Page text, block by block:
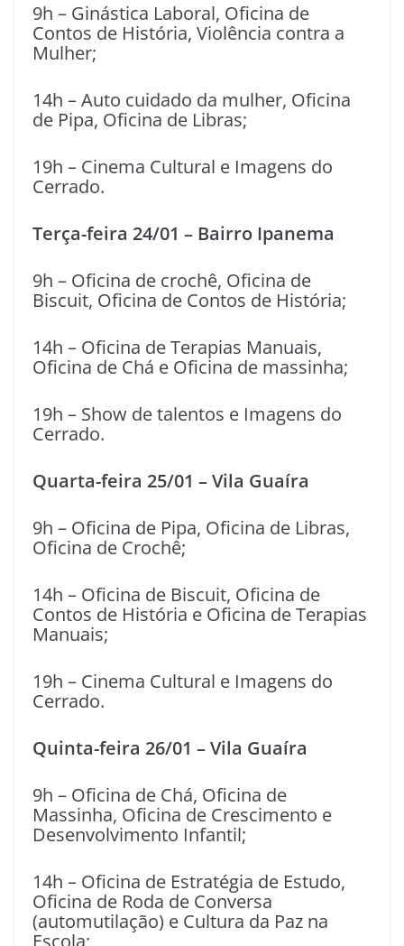
9h – Ginástica Laboral, Oficina de
Contos de História, Violência contra a
Mulher;
14h – Auto cuidado da mulher, Oficina
de Pipa, Oficina de Libras;
19h – Cinema Cultural e Imagens do
Cerrado.
Terça-feira 24/01 – Bairro Ipanema
9h – Oficina de crochê, Oficina de
Biscuit, Oficina de Contos de História;
14h – Oficina de Terapias Manuais,
Oficina de Chá e Oficina de massinha;
19h – Show de talentos e Imagens do
Cerrado.
Quarta-feira 25/01 – Vila Guaíra
9h – Oficina de Pipa, Oficina de Libras,
Oficina de Crochê;
14h – Oficina de Biscuit, Oficina de
Contos de História e Oficina de Terapias
Manuais;
19h – Cinema Cultural e Imagens do
Cerrado.
Quinta-feira 26/01 – Vila Guaíra
9h – Oficina de Chá, Oficina de
Massinha, Oficina de Crescimento e
Desenvolvimento Infantil;
14h – Oficina de Estratégia de Estudo,
Oficina de Roda de Conversa
(automutilação) e Cultura da Paz na
Escola;